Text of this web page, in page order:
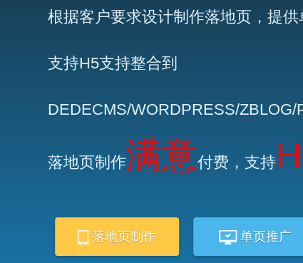
根据客户要求设计制作落地页，提
支持H5支持整合到
DEDECMS/WORDPRESS/ZBLOG/
落地页制作满意付费，支持
落地页制作 单页推广